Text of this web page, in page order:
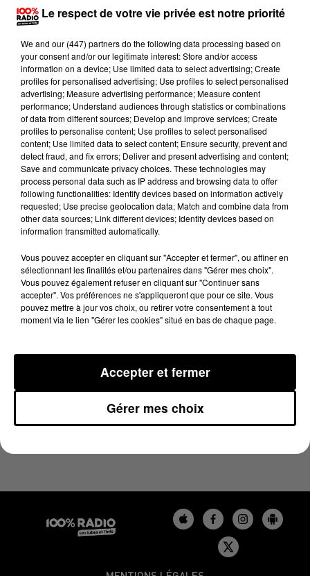
Lecture (1 min 14 sec)
100%
6 mai 2025 - 1 min 14 sec
L'AGENDA DU BÉARN DU 06/05/2025 À 07H54
Le respect de votre vie privée est notre priorité
We and our (447) partnersdo the following data processing based on
your consent and/or our legitimate interest: Store and/or access
information on a device; Use limited data to select advertising; Create
profiles for personalised advertising; Use profiles to select personalised
advertising; Measure advertising performance; Measure content
performance; Understand audiences through statistics or combinations
of data from different sources; Develop and improve services; Create
profiles to personalise content; Use profiles to select personalised
content; Use limited data to select content; Ensure security, prevent and
detect fraud, and fix errors; Deliver and present advertising and content;
Save and communicate privacy choices. These technologies may
process personal data such as IP address and browsing data to offer
following functionalities: Identify devices based on information actively
requested; Use precise geolocation data; Match and combine data from
other data sources; Link different devices; Identify devices based on
information transmitted automatically.
Vous pouvez accepter en cliquant sur "Accepter et fermer", ou affiner en
sélectionnant les finalités et/ou partenaires dans "Gérer mes choix".
Vous pouvez également refuser en cliquant sur "Continuer sans
accepter". Vos préférences ne s'appliqueront que pour ce site. Vous
pouvez mettre à jour vos choix, ou retirer votre consentement à tout
moment via le lien "Gérer les cookies" situé en bas de chaque page.
Gérer mes choix
Accepter et fermer